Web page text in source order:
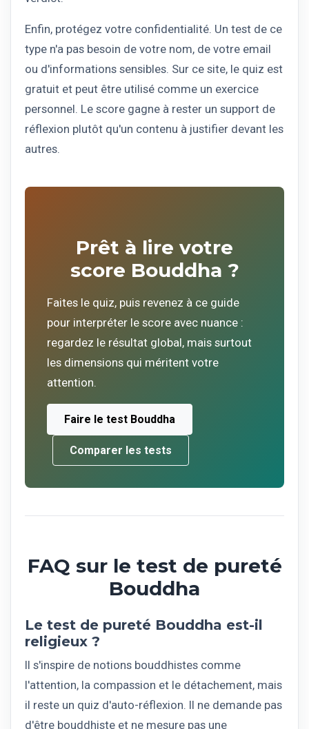
Enfin, protégez votre confidentialité. Un test de ce
type n'a pas besoin de votre nom, de votre email
ou d'informations sensibles. Sur ce site, le quiz est
gratuit et peut être utilisé comme un exercice
personnel. Le score gagne à rester un support de
réflexion plutôt qu'un contenu à justifier devant les
autres.
Prêt à lire votre
score Bouddha ?
Faites le quiz, puis revenez à ce guide
pour interpréter le score avec nuance :
regardez le résultat global, mais surtout
les dimensions qui méritent votre
attention.
Faire le test Bouddha
Comparer les tests
FAQ sur le test de pureté
Bouddha
Le test de pureté Bouddha est-il
religieux ?
Il s'inspire de notions bouddhistes comme
l'attention, la compassion et le détachement, mais
il reste un quiz d'auto-réflexion. Il ne demande pas
d'être bouddhiste et ne mesure pas une